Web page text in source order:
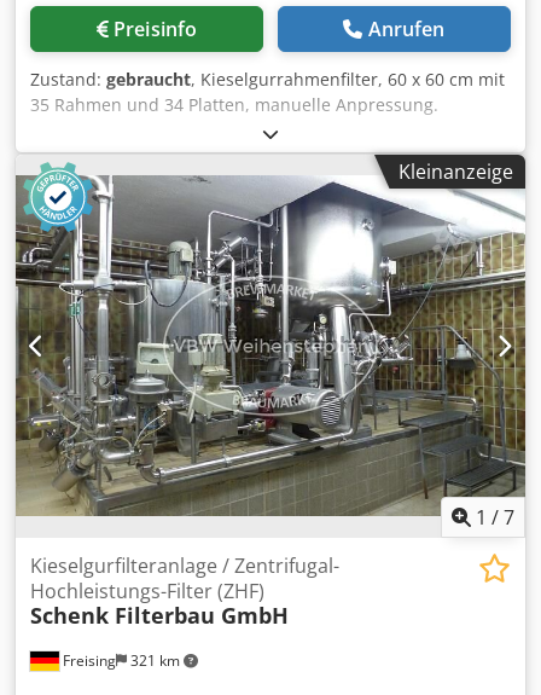
Preisinfo Anrufen
Zustand: gebraucht, Kieselgurrahmenfilter, 60 x 60 cm mit
35 Rahmen und 34 Platten, manuelle Anpressung.
Komplette Filtrationsanlage bestehend aus: -
Kieselguhrrahmenfilter - Kieselgurdosagegefäß mit
Rührwerk - Kieselgurdosagepumpe - Förderpumpe -
Durchlaufmesser Maschine (Zusatz): Rahmenfilter mit
Rührwerkstank, Dosagepumpe, Förderpumpe und
Durchflussmesser Anzahl der Filterrahmen: 35 Anzahl der
Filterplatten: 34 Länge: 4,7 m Breite: 0,8 m Höhe: 1 m
Cjdpfx Aljxbpius Njha Gewicht: 2500 kg
Kleinanzeige
1 /7
Freising 321 km
Kieselgurfilteranlage / Zentrifugal-
Hochleistungs-Filter (ZHF)
Schenk Filterbau GmbH